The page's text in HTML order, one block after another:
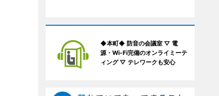
◆本町◆ 防音の会議室 ▽ 電
源・Wi-Fi完備のオンライミーテ
ィング ▽ テレワークも安心